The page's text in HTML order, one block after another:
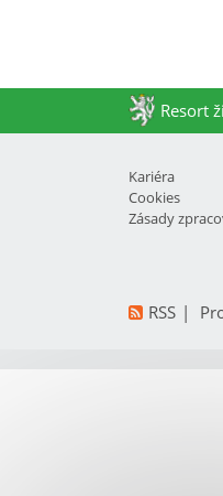
Resort
Kariéra
Cookies
Zásady
RSS